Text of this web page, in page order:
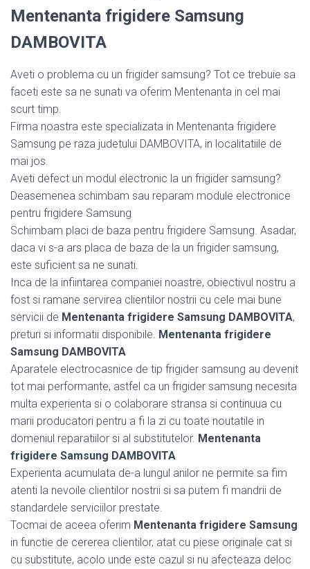
Mentenanta frigidere Samsung
DAMBOVITA
Aveti o problema cu un frigider samsung? Tot ce trebuie sa
faceti este sa ne sunati va oferim Mentenanta in cel mai
scurt timp.
Firma noastra este specializata in Mentenanta frigidere
Samsung pe raza judetului DAMBOVITA, in localitatiile de
mai jos.
Aveti defect un modul electronic la un frigider samsung?
Deasemenea schimbam sau reparam module electronice
pentru frigidere Samsung
Schimbam placi de baza pentru frigidere Samsung. Asadar,
daca vi s-a ars placa de baza de la un frigider samsung,
este suficient sa ne sunati.
Inca de la infiintarea companiei noastre, obiectivul nostru a
fost si ramane servirea clientilor nostrii cu cele mai bune
servicii de Mentenanta frigidere Samsung DAMBOVITA,
preturi si informatii disponibile. Mentenanta frigidere
Samsung DAMBOVITA
Aparatele electrocasnice de tip frigider samsung au devenit
tot mai performante, astfel ca un frigider samsung necesita
multa experienta si o colaborare stransa si continuua cu
marii producatori pentru a fi la zi cu toate noutatile in
domeniul reparatiilor si al substitutelor. Mentenanta
frigidere Samsung DAMBOVITA
Experienta acumulata de-a lungul anilor ne permite sa fim
atenti la nevoile clientilor nostrii si sa putem fi mandrii de
standardele serviciilor prestate.
Tocmai de aceea oferim Mentenanta frigidere Samsung
in functie de cererea clientilor, atat cu piese originale cat si
cu substitute, acolo unde este cazul si nu afecteaza deloc